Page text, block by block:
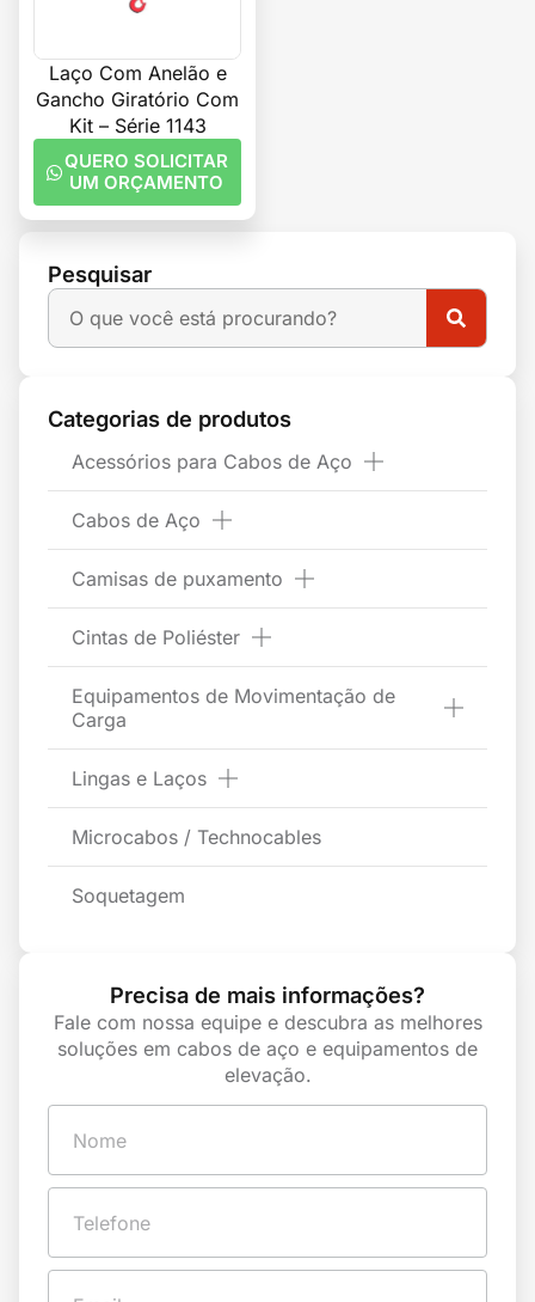
Pesquisar
Categorias de produtos
Acessórios para Cabos de Aço
Cabos de Aço
Camisas de puxamento
Cintas de Poliéster
Equipamentos de Movimentação de
Carga
Lingas e Laços
Microcabos / Technocables
Soquetagem
Precisa de mais informações?
Fale com nossa equipe e descubra as melhores
soluções em cabos de aço e equipamentos de
elevação.
Laço Com Anelão e
Gancho Giratório Com
Kit – Série 1143
QUERO SOLICITAR
UM ORÇAMENTO